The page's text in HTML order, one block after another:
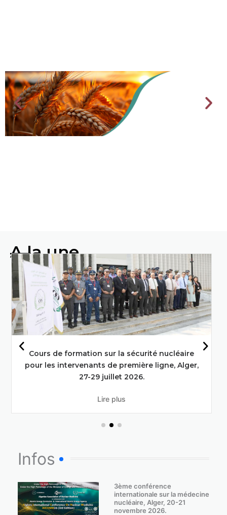
l'agriculture grâce aux techniques
nucléaires : L'engagement de l'Algérie
en faveur des objectifs de
développement durable
En savoir plus
A la une
Deuxième réunion du conseil d’administration
du commissariat à l’énergie atomique en session
ordinaire .
Lire plus
Infos
3ème conférence
internationale sur la médecine
nucléaire, Alger, 20-21
novembre 2026.